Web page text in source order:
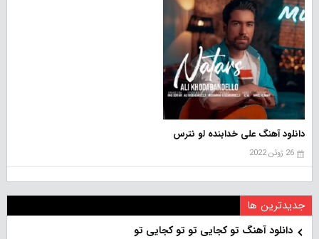
دانلود آهنگ علی خدابنده‌ لو نترس
26 ژوئن 2022
جدیدترین ها
دانلود آهنگ تو کجایی تو تو کجایی تو